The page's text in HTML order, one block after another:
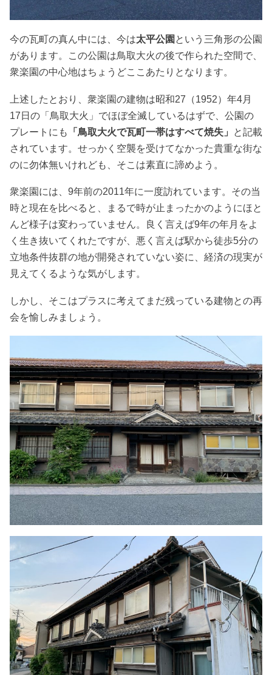
今の瓦町の真ん中には、今は太平公園 という三角形の公園
があります。この公園は鳥取大火の後で作られた空間で、
衆楽園の中心地はちょうどここあたりとなります。
上述したとおり、衆楽園の建物は昭和27（1952）年4月
17日の「鳥取大火」でほぼ全滅しているはずで、公園の
プレートにも
「鳥取大火で瓦町一帯はすべて焼失」
と記載
されています。せっかく空襲を受けてなかった貴重な街な
のに勿体無いけれども、そこは素直に諦めよう。
衆楽園には、9年前の2011年に一度訪れています。その当
時と現在を比べると、まるで時が止まったかのようにほと
んど様子は変わっていません。良く言えば9年の年月をよ
く生き抜いてくれたですが、悪く言えば駅から徒歩5分の
立地条件抜群の地が開発されていない姿に、経済の現実が
見えてくるような気がします。
しかし、そこはプラスに考えてまだ残っている建物との再
会を愉しみましょう。